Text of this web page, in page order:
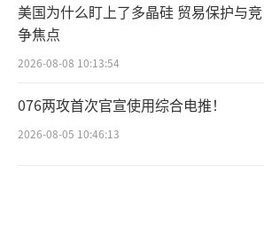
美国为什么盯上了多晶硅 贸易保护与竞
争焦点
2026-08-08 10:13:54
076两攻首次官宣使用综合电推！
2026-08-05 10:46:13